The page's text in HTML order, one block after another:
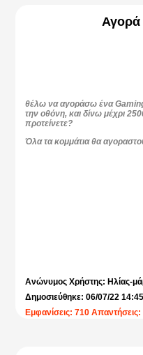
Αγορά
θέλω να αγοράσω ένα
την οθόνη, και δίνω μέχρι
προτείνετε?
Όλα τα κομμάτια θα
Ανώνυμος Χρήστης: Ηλίας-
Δημοσιεύθηκε: 06/07/22
Εμφανίσεις: 710 Απαντήσεις: